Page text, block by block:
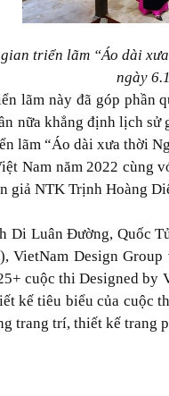
triển lãm “Áo dài
ngày
lãm này đã góp phần
nữa khẳng định lịch sử
lãm “Áo dài xưa thời
Nam năm 2022 cùng
giả NTK Trịnh Hoàng
Di Luân Đường, Quốc
VietNam Design
cuộc thi Designed by
kế tiêu biểu của cuộc
trang trí, thiết kế trang